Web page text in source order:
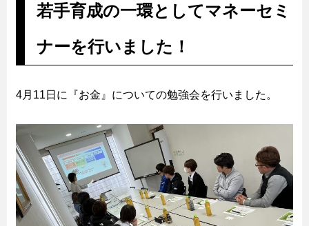
若手育成の一環としてマネーセミ
ナーを行いました！
4月11日に『お金』についての勉強会を行いました。